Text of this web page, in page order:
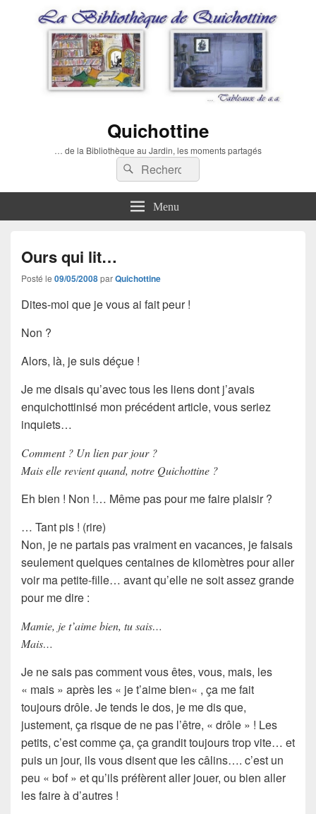
Quichottine
… de la Bibliothèque au Jardin, les moments partagés
Recherche :
Rechercher
Menu
Ours qui lit…
Posté le 09/05/2008parQuichottine
Dites-moi que je vous ai faitpeur!
Non ?
Alors, là, je suis déçue !
Je me disais qu’avec tous les liens dont j’avais
enquichottinisé mon précédent article, vous seriez
inquiets…
Comment ? Un lien par jour ?
Mais elle revient quand, notre Quichottine ?
Eh bien ! Non !… Même pas pour me faire plaisir ?
… Tant pis ! (rire)
Non, je ne partais pas vraiment en vacances, je faisais
seulement quelques centaines de kilomètres pour aller
voir mapetite-fille… avant qu’elle ne soit assez grande
pour me dire :
Mamie, je t’aime bien, tu sais…
Mais…
Je ne sais pas comment vous êtes, vous, mais, les
« mais » après les « je t’aime bien« , ça me fait
toujours drôle. Je tends le dos, je me dis que,
justement, ça risque de ne pas l’être, « drôle » ! Les
petits, c’est comme ça, ça grandit toujours trop vite… et
puis un jour, ils vous disent que lescâlins…. c’est un
peu « bof » et qu’ils préfèrent aller jouer, ou bien aller
les faire à d’autres !